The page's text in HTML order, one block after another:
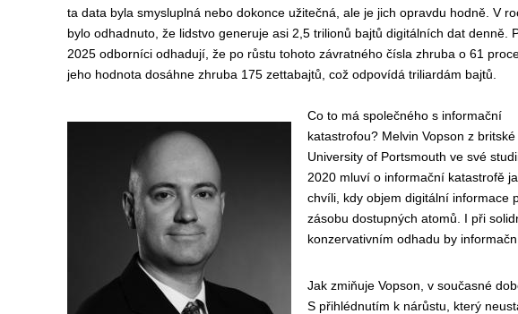
ta data byla smysluplná nebo dokonce užitečná, ale je jich opravdu hodně. V
bylo odhadnuto, že lidstvo generuje asi 2,5 trilionů bajtů digitálních dat denně.
2025 odborníci odhadují, že po růstu tohoto závratného čísla zhruba o 61
jeho hodnota dosáhne zhruba 175 zettabajtů, což odpovídá triliardám bajtů.
Co to má společného s informační
katastrofou? Melvin Vopson z britské
University of Portsmouth ve své
2020 mluví o informační katastrofě
chvíli, kdy objem digitální informace
zásobu dostupných atomů. I při
konzervativním odhadu by
Jak zmiňuje Vopson, v současné
S přihlédnutím k nárůstu, který